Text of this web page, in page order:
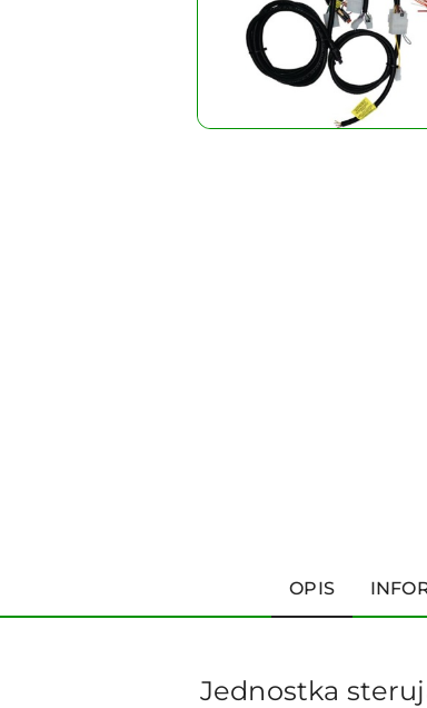
OPIS
Jednostka